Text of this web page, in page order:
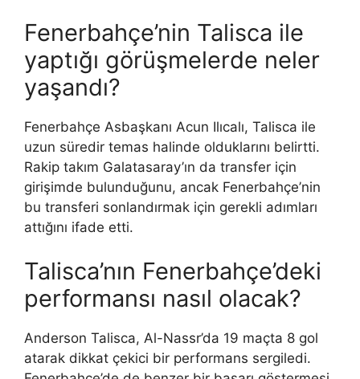
Fenerbahçe’nin Talisca ile
yaptığı görüşmelerde neler
yaşandı?
Fenerbahçe Asbaşkanı Acun Ilıcalı, Talisca ile
uzun süredir temas halinde olduklarını belirtti.
Rakip takım Galatasaray’ın da transfer için
girişimde bulunduğunu, ancak Fenerbahçe’nin
bu transferi sonlandırmak için gerekli adımları
attığını ifade etti.
Talisca’nın Fenerbahçe’deki
performansı nasıl olacak?
Anderson Talisca, Al-Nassr’da 19 maçta 8 gol
atarak dikkat çekici bir performans sergiledi.